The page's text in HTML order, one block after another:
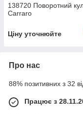
138720 Поворотний
Carraro
Ціну уточнюйте
Про нас
88% позитивних з 32
Працює з